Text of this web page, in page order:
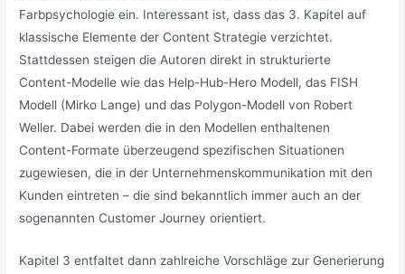
Farbpsychologie ein. Interessant ist, dass das 3. Kapitel auf
klassische Elemente der Content Strategie verzichtet.
Stattdessen steigen die Autoren direkt in strukturierte
Content-Modelle wie das Help-Hub-Hero Modell, das FISH
Modell (Mirko Lange) und das Polygon-Modell von Robert
Weller. Dabei werden die in den Modellen enthaltenen
Content-Formate überzeugend spezifischen Situationen
zugewiesen, die in der Unternehmenskommunikation mit den
Kunden eintreten – die sind bekanntlich immer auch an der
sogenannten Customer Journey orientiert.
Kapitel 3 entfaltet dann zahlreiche Vorschläge zur Generierung